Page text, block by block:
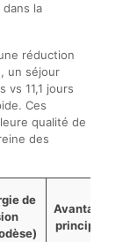
la
réduction
un séjour
11,1 jours
Ces
qualité de
des
de
Avantage
principal